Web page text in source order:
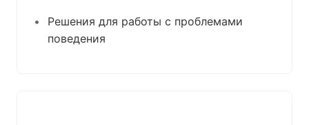
Решения для работы с проблемами
поведения